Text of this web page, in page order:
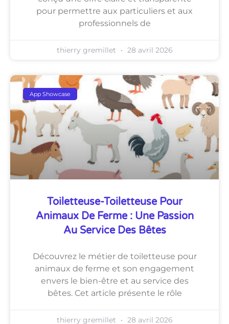
pour permettre aux particuliers et aux
professionnels de
thierry gremillet 28 avril 2026
App Showcase
Toiletteuse-Toiletteuse Pour
Animaux De Ferme : Une Passion
Au Service Des Bêtes
Découvrez le métier de toiletteuse pour
animaux de ferme et son engagement
envers le bien-être et au service des
bêtes. Cet article présente le rôle
thierry gremillet 28 avril 2026